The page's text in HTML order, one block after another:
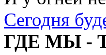
Сегодня
ГДЕ МЫ -